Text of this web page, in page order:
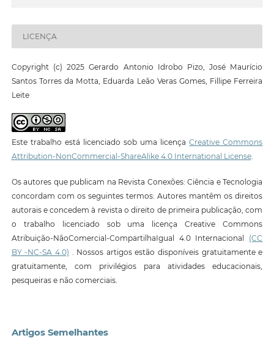
LICENÇA
Copyright (c) 2025 Gerardo Antonio Idrobo Pizo, José Maurício
Santos Torres da Motta, Eduarda Leão Veras Gomes, Fillipe Ferreira
Leite
Este trabalho está licenciado sob uma licençaCreative Commons
Attribution-NonCommercial-ShareAlike 4.0 International License.
Os autores que publicam na Revista Conexões: Ciência e Tecnologia
concordam com os seguintes termos: Autores mantêm os direitos
autorais e concedem à revista o direito de primeira publicação, com
o trabalho licenciado sob uma licença Creative Commons
Atribuição-NãoComercial-CompartilhaIgual 4.0 Internacional (CC
BY -NC-SA 4.0) . Nossos artigos estão disponíveis gratuitamente e
gratuitamente, com privilégios para atividades educacionais,
pesqueiras e não comerciais.
Artigos Semelhantes